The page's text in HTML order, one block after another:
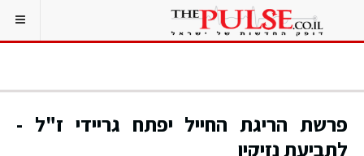
פרשת הריגת החייל יפתח גריידי ז"ל -
לתביעת נזיקין